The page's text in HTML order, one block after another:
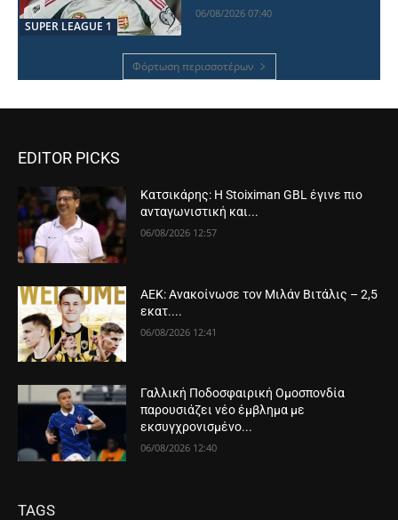
SUPER LEAGUE 1
06/08/2026 07:40
Φόρτωση περισσοτέρων
EDITOR PICKS
Κατσικάρης: Η Stoiximan GBL έγινε πιο
ανταγωνιστική και...
06/08/2026 12:57
ΑΕΚ: Ανακοίνωσε τον Μιλάν Βιτάλις – 2,5
εκατ....
06/08/2026 12:41
Γαλλική Ποδοσφαιρική Ομοσπονδία
παρουσιάζει νέο έμβλημα με
εκσυγχρονισμένο...
06/08/2026 12:40
TAGS